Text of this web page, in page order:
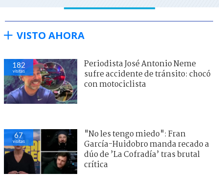
VISTO AHORA
182
visitas
Periodista José Antonio Neme
sufre accidente de tránsito: chocó
con motociclista
67
visitas
"No les tengo miedo": Fran
García-Huidobro manda recado a
dúo de ’La Cofradía’ tras brutal
crítica